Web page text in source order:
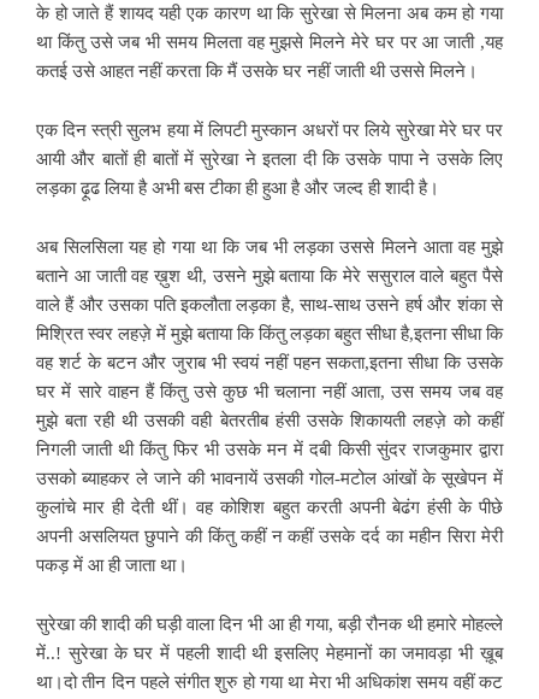
के हो जाते हैं शायद यही एक कारण था कि सुरेखा से मिलना अब कम हो गया
था किंतु उसे जब भी समय मिलता वह मुझसे मिलने मेरे घर पर आ जाती ,यह
कतई उसे आहत नहीं करता कि मैं उसके घर नहीं जाती थी उससे मिलने।
एक दिन स्त्री सुलभ हया में लिपटी मुस्कान अधरों पर लिये सुरेखा मेरे घर पर
आयी और बातों ही बातों में सुरेखा ने इतला दी कि उसके पापा ने उसके लिए
लड़का ढ़ूढ लिया है अभी बस टीका ही हुआ है और जल्द ही शादी है।
अब सिलसिला यह हो गया था कि जब भी लड़का उससे मिलने आता वह मुझे
बताने आ जाती वह ख़ुश थी, उसने मुझे बताया कि मेरे ससुराल वाले बहुत पैसे
वाले हैं और उसका पति इकलौता लड़का है, साथ-साथ उसने हर्ष और शंका से
मिश्रित स्वर लहज़े में मुझे बताया कि किंतु लड़का बहुत सीधा है,इतना सीधा कि
वह शर्ट के बटन और जुराब भी स्वयं नहीं पहन सकता,इतना सीधा कि उसके
घर में सारे वाहन हैं किंतु उसे कुछ भी चलाना नहीं आता, उस समय जब वह
मुझे बता रही थी उसकी वही बेतरतीब हंसी उसके शिकायती लहज़े को कहीं
निगली जाती थी किंतु फिर भी उसके मन में दबी किसी सुंदर राजकुमार द्वारा
उसको ब्याहकर ले जाने की भावनायें उसकी गोल-मटोल आंखों के सूखेपन में
कुलांचे मार ही देती थीं। वह कोशिश बहुत करती अपनी बेढंग हंसी के पीछे
अपनी असलियत छुपाने की किंतु कहीं न कहीं उसके दर्द का महीन सिरा मेरी
पकड़ में आ ही जाता था।
सुरेखा की शादी की घड़ी वाला दिन भी आ ही गया, बड़ी रौनक थी हमारे मोहल्ले
में..! सुरेखा के घर में पहली शादी थी इसलिए मेहमानों का जमावड़ा भी ख़ूब
था।दो तीन दिन पहले संगीत शुरु हो गया था मेरा भी अधिकांश समय वहीं कट